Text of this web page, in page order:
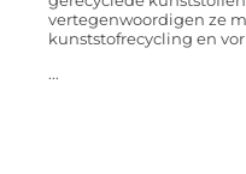
vertegenwoordigen ze
kunststofrecycling en
...